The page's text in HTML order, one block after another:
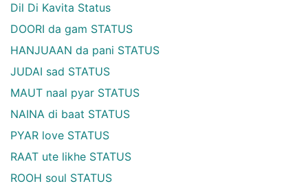
Dil Di Kavita Status
DOORI da gam STATUS
HANJUAAN da pani STATUS
JUDAI sad STATUS
MAUT naal pyar STATUS
NAINA di baat STATUS
PYAR love STATUS
RAAT ute likhe STATUS
ROOH soul STATUS